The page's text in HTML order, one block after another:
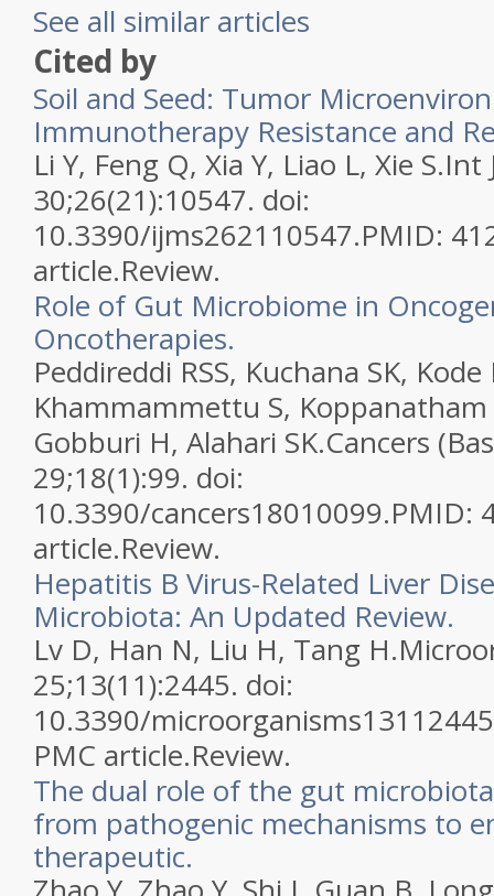
See all similar articles
Cited by
Soil and Seed: Tumor
Immunotherapy Resistance and
Li Y, Feng Q, Xia Y, Liao L, Xie S.Int
30;26(21):10547. doi:
10.3390/ijms262110547.PMID:
article.Review.
Role of Gut Microbiome in
Oncotherapies.
Peddireddi RSS, Kuchana SK, Kode
Khammammettu S,
Gobburi H, Alahari SK.Cancers
29;18(1):99. doi:
10.3390/cancers18010099.PMID:
article.Review.
Hepatitis B Virus-Related Liver
Microbiota: An Updated Review.
Lv D, Han N, Liu H, Tang H.
25;13(11):2445. doi:
10.3390/
PMC article.Review.
The dual role of the gut
from pathogenic mechanisms to
therapeutic.